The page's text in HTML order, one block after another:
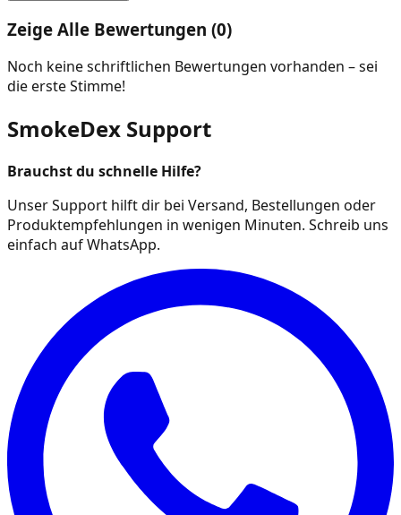
Zeige Alle Bewertungen (0)
Noch keine schriftlichen Bewertungen vorhanden – sei
die erste Stimme!
SmokeDex Support
Brauchst du schnelle Hilfe?
Unser Support hilft dir bei Versand, Bestellungen oder
Produktempfehlungen in wenigen Minuten. Schreib uns
einfach auf WhatsApp.